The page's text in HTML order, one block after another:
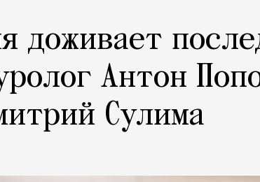
доживает
Антон
Сулима